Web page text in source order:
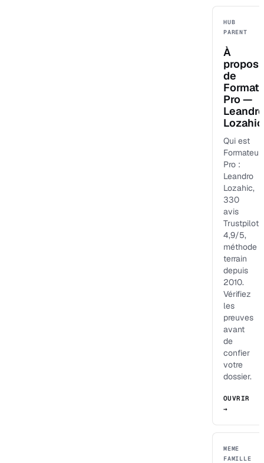
HUB
PARENT
À
propos
de
Pro —
Leandro
Lozahic
Qui est
Formateur
Pro :
Leandro
Lozahic,
330
avis
Trustpilot
4,9/5,
méthode
terrain
depuis
2010.
Vérifiez
les
preuves
avant
de
confier
votre
dossier.
OUVRIR
→
MEME
FAMILLE